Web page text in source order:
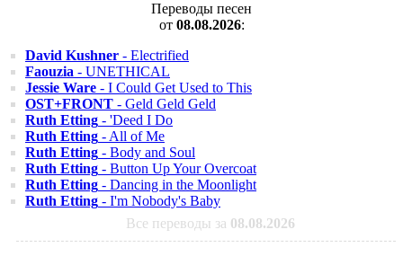
Переводы песен
от 08.08.2026:
David Kushner - Electrified
Faouzia - UNETHICAL
Jessie Ware - I Could Get Used to This
OST+FRONT - Geld Geld Geld
Ruth Etting - 'Deed I Do
Ruth Etting - All of Me
Ruth Etting - Body and Soul
Ruth Etting - Button Up Your Overcoat
Ruth Etting - Dancing in the Moonlight
Ruth Etting - I'm Nobody's Baby
Все переводы за 08.08.2026